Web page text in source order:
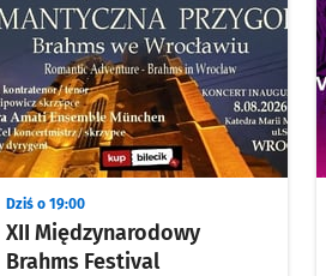
XII Międzynarodowy
Brahms Festival
Dziś o 19:00